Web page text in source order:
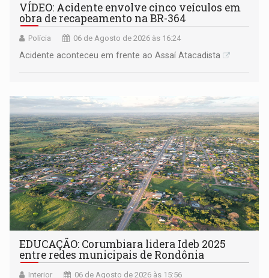
VÍDEO: Acidente envolve cinco veículos em
obra de recapeamento na BR-364
Polícia 06 de Agosto de 2026 às 16:24
Acidente aconteceu em frente ao Assaí Atacadista
EDUCAÇÃO: Corumbiara lidera Ideb 2025
entre redes municipais de Rondônia
Interior 06 de Agosto de 2026 às 15:56